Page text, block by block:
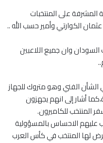
على المنتخبات
الكوارتي وأمير حسب الله ..
وان جميع اللاعبين
الشأن الفني وهو متروك للجهاز
أشار إلى انهم يجهزون
المنتخب للكاميرون.
عليهم الاحساس بالمسؤولية
لها المنتخب في كأس العرب